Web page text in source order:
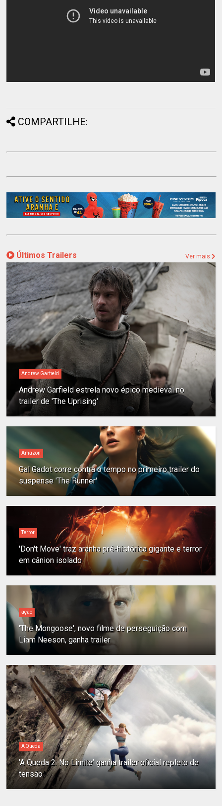
COMPARTILHE:
Últimos Trailers Ver mais
Andrew Garfield
Andrew Garfield estrela novo épico medieval no
trailer de 'The Uprising'
Amazon
Gal Gadot corre contra o tempo no primeiro trailer do
suspense 'The Runner'
Terror
'Don't Move' traz aranha pré-histórica gigante e terror
em cânion isolado
ação
'The Mongoose', novo filme de perseguição com
Liam Neeson, ganha trailer
A Queda
'A Queda 2: No Limite' ganha trailer oficial repleto de
tensão